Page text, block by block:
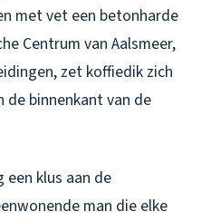
met vet een betonharde
Centrum van Aalsmeer,
zet koffiedik zich
de binnenkant van de
een klus aan de
man die elke